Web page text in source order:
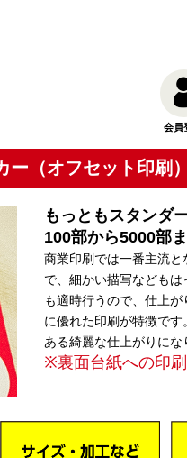
会員
（オフセット印刷）
もっともスタンダ
100部から5000部
商業印刷では一番主流
で、細かい描写なども
も適時行うので、仕上
に優れた印刷が特徴で
ある綺麗な仕上がりにな
※裏面台紙への印